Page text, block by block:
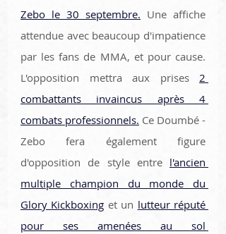
Zebo le 30 septembre. Une affiche
attendue avec beaucoup d'impatience
par les fans de MMA, et pour cause.
L'opposition mettra aux prises 2
combattants invaincus après 4
combats professionnels. Ce Doumbé -
Zebo fera également figure
d'opposition de style entre l'ancien
multiple champion du monde du
Glory Kickboxing et un lutteur réputé
pour ses amenées au sol